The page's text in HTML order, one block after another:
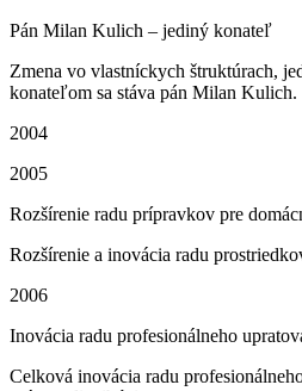
Pán Milan Kulich – jediný konateľ
Zmena vo vlastníckych štruktúrach,
konateľom sa stáva pán Milan Kulich.
2004
2005
Rozšírenie radu prípravkov pre
Rozšírenie a inovácia radu
2006
Inovácia radu profesionálneho
Celková inovácia radu